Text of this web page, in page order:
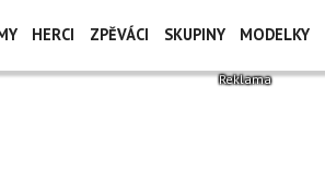
HERCI ZPĚVÁCI SKUPINY MODELKY